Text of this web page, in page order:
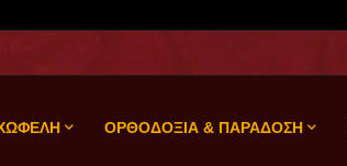
ΟΡΘΟΔΟΞΙΑ & ΠΑΡΑΔΟΣΗ